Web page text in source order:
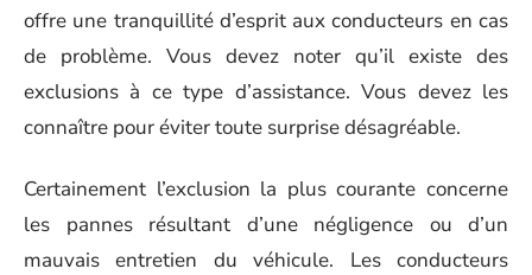
offre une tranquillité d’esprit aux conducteurs en cas
de problème. Vous devez noter qu’il existe des
exclusions à ce type d’assistance. Vous devez les
connaître pour éviter toute surprise désagréable.
Certainement l’exclusion la plus courante concerne
les pannes résultant d’une négligence ou d’un
mauvais entretien du véhicule. Les conducteurs